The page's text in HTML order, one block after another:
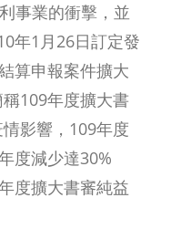
事業的衝擊，並
年1月26日訂定發
算申報案件擴大
109年度擴大書
影響，109年度
度減少達30%
度擴大書審純益